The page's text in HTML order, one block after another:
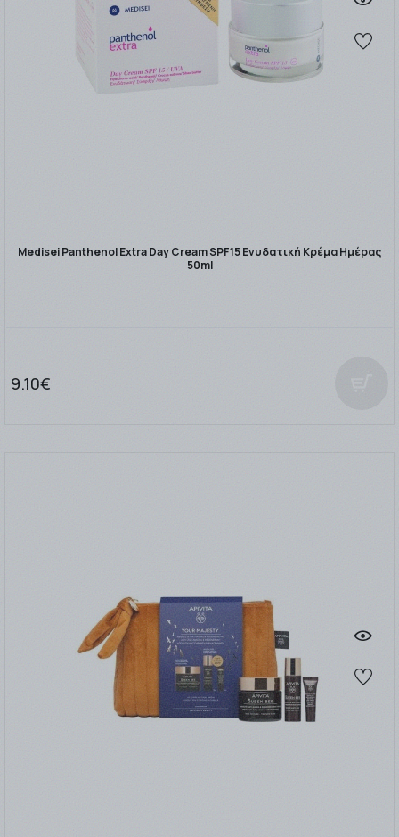
Medisei Panthenol Extra Day Cream SPF15 Ενυδατική Κρέμα Ημέρας
50ml
9.10€